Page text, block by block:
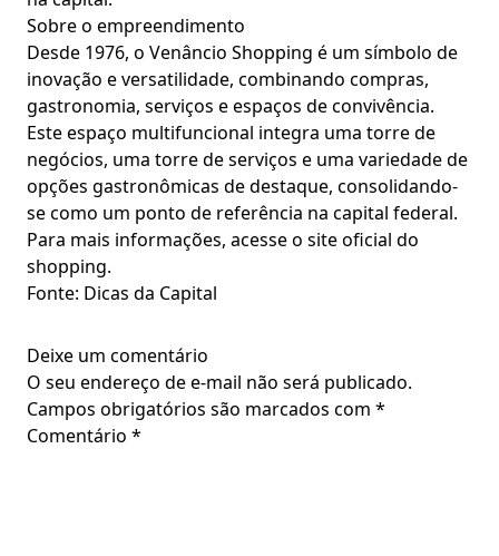
Sobre o empreendimento
Desde 1976, o Venâncio Shopping é um símbolo de
inovação e versatilidade, combinando compras,
gastronomia, serviços e espaços de convivência.
Este espaço multifuncional integra uma torre de
negócios, uma torre de serviços e uma variedade de
opções gastronômicas de destaque, consolidando-
se como um ponto de referência na capital federal.
Para mais informações, acesse o site oficial do
shopping.
Fonte: Dicas da Capital
Deixe um comentário
O seu endereço de e-mail não será publicado.
Campos obrigatórios são marcados com *
Comentário *